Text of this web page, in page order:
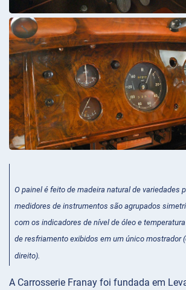
O painel é feito de madeira natural de variedades
medidores de instrumentos são agrupados
com os indicadores de nível de óleo e
de resfriamento exibidos em um único mostrador
direito).
A Carrosserie Franay foi fundada em